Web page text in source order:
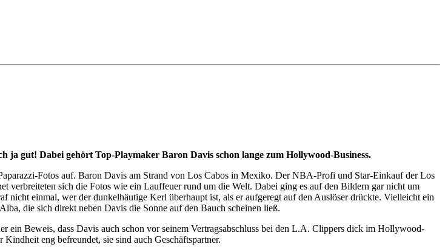
gut! Dabei gehört Top-Playmaker Baron Davis schon lange zum Hollywood-Business.
Fotos auf. Baron Davis am Strand von Los Cabos in Mexiko. Der NBA-Profi und Star-Einkauf der Los
sich die Fotos wie ein Lauffeuer rund um die Welt. Dabei ging es auf den Bildern gar nicht um
einmal, wer der dunkelhäutige Kerl überhaupt ist, als er aufgeregt auf den Auslöser drückte. Vielleicht ein
die sich direkt neben Davis die Sonne auf den Bauch scheinen ließ.
ein Beweis, dass Davis auch schon vor seinem Vertragsabschluss bei den L.A. Clippers dick im Hollywood-
eng befreundet, sie sind auch Geschäftspartner.